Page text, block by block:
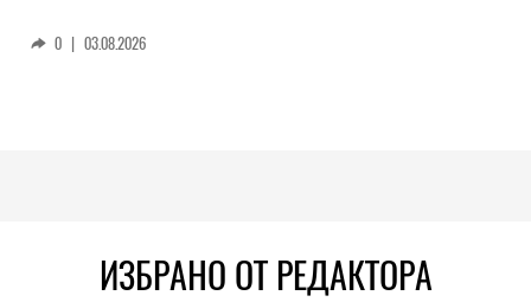
0 | 03.08.2026
ИЗБРАНО ОТ РЕДАКТОРА